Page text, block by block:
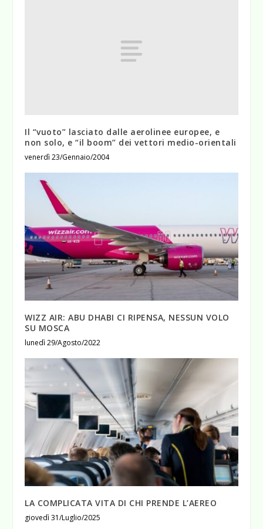
Il “vuoto” lasciato dalle aerolinee europee, e
non solo, e “il boom” dei vettori medio-orientali
venerdì 23/Gennaio/2004
WIZZ AIR: ABU DHABI CI RIPENSA, NESSUN VOLO
SU MOSCA
lunedì 29/Agosto/2022
LA COMPLICATA VITA DI CHI PRENDE L’AEREO
giovedì 31/Luglio/2025